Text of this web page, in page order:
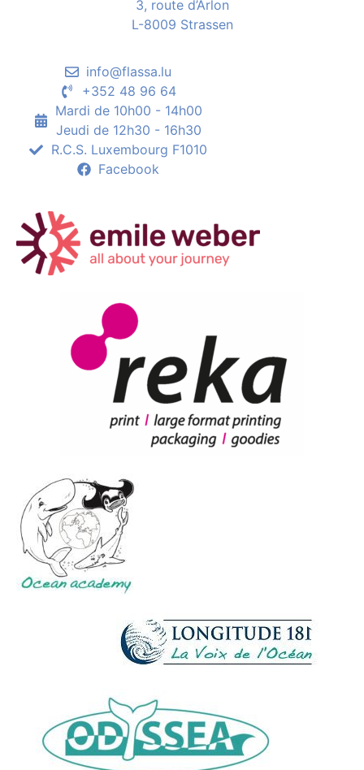
3, route d’Arlon
L-8009 Strassen
info@flassa.lu
+352 48 96 64
Mardi de 10h00 - 14h00
Jeudi de 12h30 - 16h30
R.C.S. Luxembourg F1010
Facebook